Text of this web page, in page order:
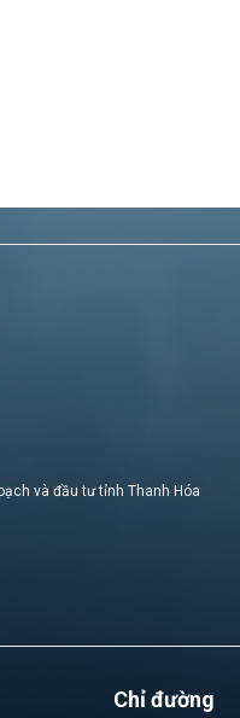
và đầu tư tỉnh Thanh Hóa
Chỉ đường